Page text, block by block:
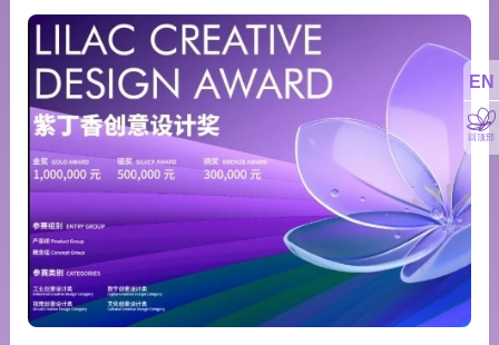
EN
回顶部